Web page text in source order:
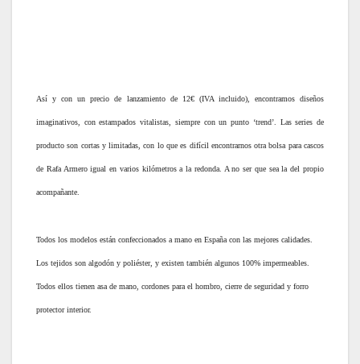
Así y con un precio de lanzamiento de 12€ (IVA incluido), encontramos diseños
imaginativos, con estampados vitalistas, siempre con un punto ‘trend’. Las series de
producto son cortas y limitadas, con lo que es difícil encontrarnos otra bolsa para cascos
de Rafa Armero igual en varios kilómetros a la redonda. A no ser que sea la del propio
acompañante.
Todos los modelos están confeccionados a mano en España con las mejores calidades.
Los tejidos son algodón y poliéster, y existen también algunos 100% impermeables.
Todos ellos tienen asa de mano, cordones para el hombro, cierre de seguridad y forro
protector interior.